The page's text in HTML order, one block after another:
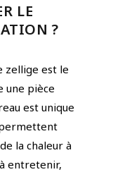
LE
?
zellige est le
une pièce
est unique
la chaleur à
entretenir,